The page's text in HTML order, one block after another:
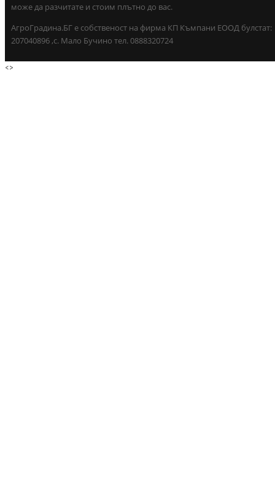
може да разчитате и стоим плътно до вас.
АгроГрадина.БГ е собственост на фирма КП Къмпани ЕООД булстат:
207040896 ,с. Мало Бучино тел. 0888320724
<>